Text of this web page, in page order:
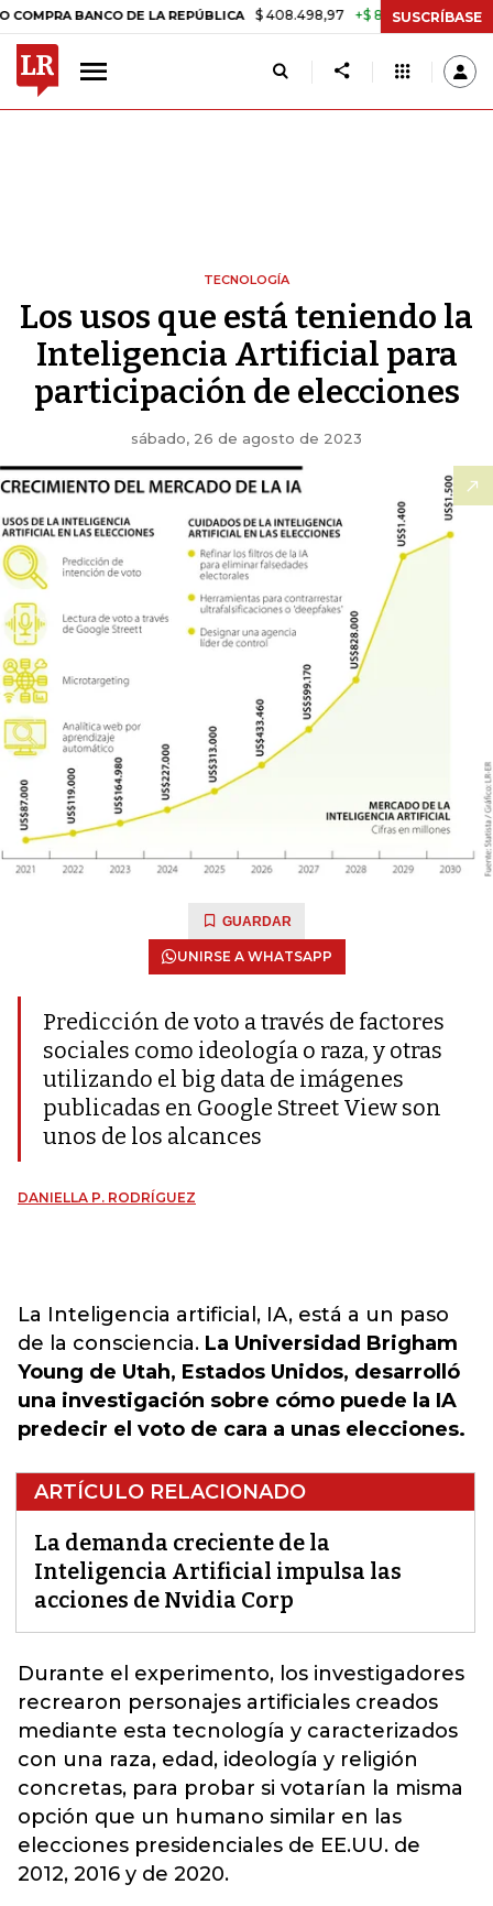
BANCO DE LA REPÚBLICA $ 408.498,97 +$ 8.753,81 +2,19% TASA
SUSCRÍBASE
TECNOLOGÍA
Los usos que está teniendo la
Inteligencia Artificial para
participación de elecciones
sábado, 26 de agosto de 2023
GUARDAR
UNIRSE A WHATSAPP
Predicción de voto a través de factores
sociales como ideología o raza, y otras
utilizando el big data de imágenes
publicadas en Google Street View son
unos de los alcances
DANIELLA P. RODRÍGUEZ
La Inteligencia artificial, IA, está a un paso
de la consciencia. La Universidad Brigham
Young de Utah, Estados Unidos, desarrolló
una investigación sobre cómo puede la IA
predecir el voto de cara a unas elecciones.
ARTÍCULO RELACIONADO
La demanda creciente de la
Inteligencia Artificial impulsa las
acciones de Nvidia Corp
Durante el experimento, los investigadores
recrearon personajes artificiales creados
mediante esta tecnología y caracterizados
con una raza, edad, ideología y religión
concretas, para probar si votarían la misma
opción que un humano similar en las
elecciones presidenciales de EE.UU. de
2012, 2016 y de 2020.